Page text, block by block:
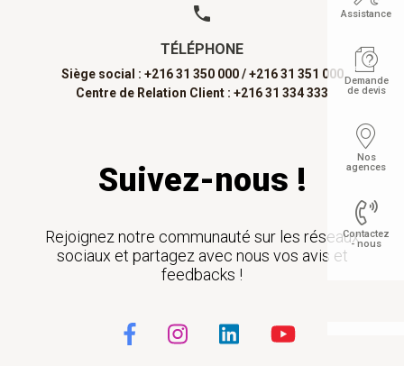
TÉLÉPHONE
Siège social : +216 31 350 000 / +216 31 351 000
Centre de Relation Client : +216 31 334 333
Suivez-nous !
Rejoignez notre communauté sur les réseaux
sociaux et partagez avec nous vos avis et
feedbacks !
Assistance
Demande
de devis
Nos
agences
Contactez
- nous